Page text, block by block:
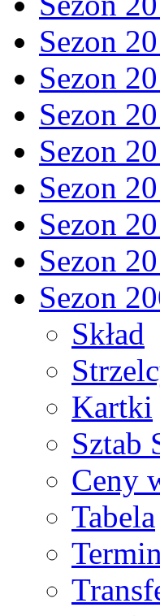
Sezon
Sezon
Sezon
Sezon
Sezon
Sezon
Sezon
Sezon
Skład
Kartki
Sztab
Ceny
Tabela